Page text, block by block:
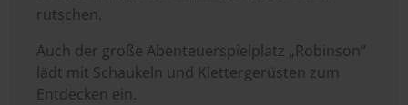
rutschen.
Auch der große Abenteuerspielplatz „Robinson“
lädt mit Schaukeln und Klettergerüsten zum
Entdecken ein.